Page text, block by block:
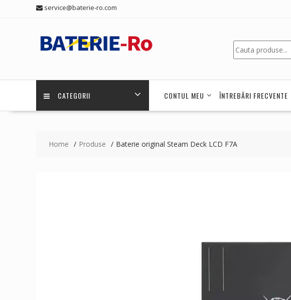
service@baterie-ro.com
Caută
CATEGORII CONTUL MEU ÎNTREBĂRI FRECVENTE
Home Produse Baterie original Steam Deck LCD F7A